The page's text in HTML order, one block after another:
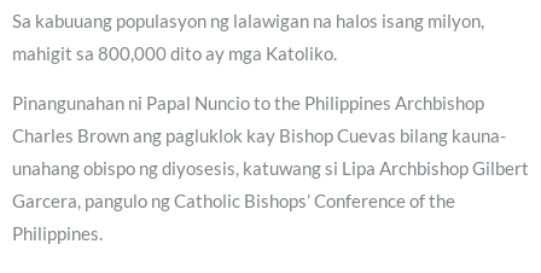
Sa kabuuang populasyon ng lalawigan na halos isang milyon,
mahigit sa 800,000 dito ay mga Katoliko.
Pinangunahan ni Papal Nuncio to the Philippines Archbishop
Charles Brown ang pagluklok kay Bishop Cuevas bilang kauna-
unahang obispo ng diyosesis, katuwang si Lipa Archbishop Gilbert
Garcera, pangulo ng Catholic Bishops’ Conference of the
Philippines.